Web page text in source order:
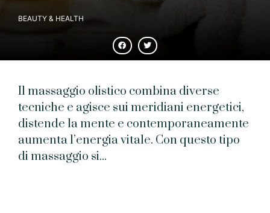
BEAUTY & HEALTH
Il massaggio olistico combina diverse
tecniche e agisce sui meridiani energetici,
distende la mente e contemporaneamente
aumenta l’energia vitale. Con questo tipo
di massaggio si...